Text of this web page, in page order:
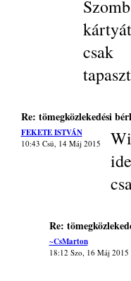
csak
Re: tömegközlekedési
FEKETE ISTVÁN
10:43 Csü, 14 Máj 2015
Re:
~CsMarton
18:12 Szo, 16 Máj 2015